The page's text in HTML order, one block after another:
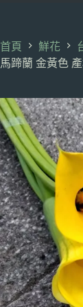
首頁 鮮花
馬蹄蘭 金黃色